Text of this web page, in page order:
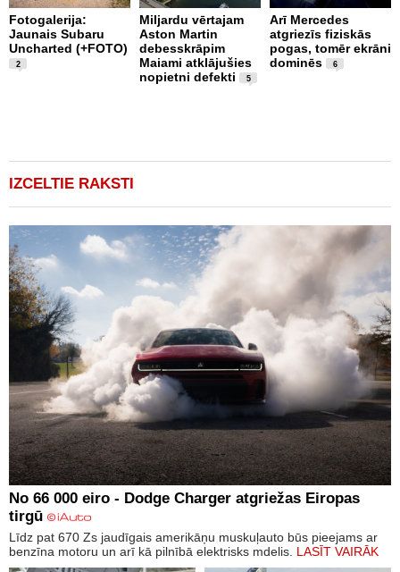
Fotogalerija:
Jaunais Subaru
Uncharted (+FOTO)
2
Miljardu vērtajam
Aston Martin
debesskrāpim
Maiami atklājušies
nopietni defekti
5
Arī Mercedes
atgriezīs fiziskās
pogas, tomēr ekrāni
dominēs
6
IZCELTIE RAKSTI
No 66 000 eiro - Dodge Charger atgriežas Eiropas
tirgū
Līdz pat 670 Zs jaudīgais amerikāņu muskuļauto būs pieejams ar
benzīna motoru un arī kā pilnībā elektrisks mdelis. LASĪT VAIRĀK